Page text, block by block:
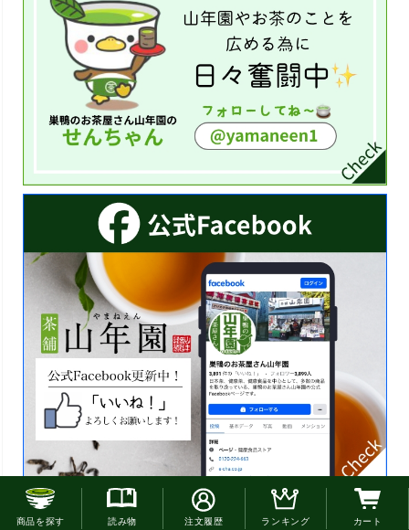
お電話でのご注文はこちら
商品を探す 読み物 注文履歴 ランキング カート